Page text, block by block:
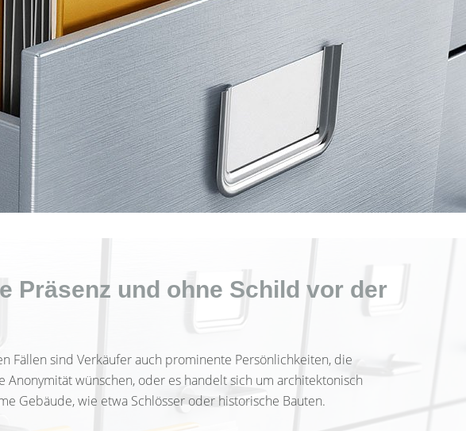
Präsenz und ohne Schild vor der
Fällen sind Verkäufer auch prominente Persönlichkeiten, die
Anonymität wünschen, oder es handelt sich um architektonisch
Gebäude, wie etwa Schlösser oder historische Bauten.